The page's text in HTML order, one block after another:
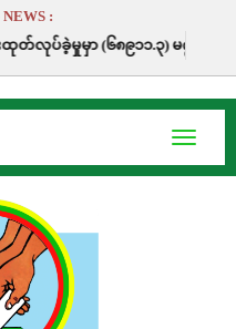
:
၁.၃) မဂ္ဂါဝပ်နာရီဖြစ်ပါသည်။
Toggle